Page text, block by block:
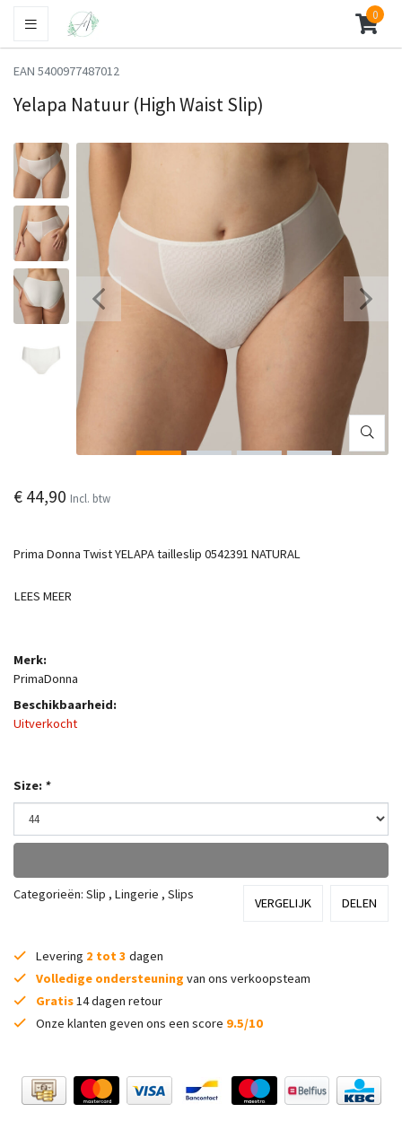
0
EAN 5400977487012
Yelapa Natuur (High Waist Slip)
€ 44,90 Incl. btw
Prima Donna Twist YELAPA tailleslip 0542391 NATURAL
LEES MEER
Merk:
PrimaDonna
Beschikbaarheid:
Uitverkocht
Size: *
Categorieën: Slip , Lingerie , Slips
VERGELIJK DELEN
Levering 2 tot 3 dagen
Volledige ondersteuning van ons verkoopsteam
Gratis14 dagen retour
Onze klanten geven ons een score 9.5/10